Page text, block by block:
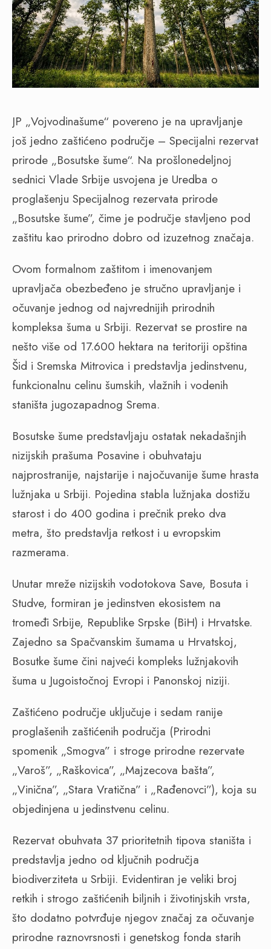
JP „Vojvodinašume“ povereno je na upravljanje
još jedno zaštićeno područje – Specijalni rezervat
prirode „Bosutske šume“. Na prošlonedeljnoj
sednici Vlade Srbije usvojena je Uredba o
proglašenju Specijalnog rezervata prirode
„Bosutske šume”, čime je područje stavljeno pod
zaštitu kao prirodno dobro od izuzetnog značaja.
Ovom formalnom zaštitom i imenovanjem
upravljača obezbeđeno je stručno upravljanje i
očuvanje jednog od najvrednijih prirodnih
kompleksa šuma u Srbiji. Rezervat se prostire na
nešto više od 17.600 hektara na teritoriji opština
Šid i Sremska Mitrovica i predstavlja jedinstvenu,
funkcionalnu celinu šumskih, vlažnih i vodenih
staništa jugozapadnog Srema.
Bosutske šume predstavljaju ostatak nekadašnjih
nizijskih prašuma Posavine i obuhvataju
najprostranije, najstarije i najočuvanije šume hrasta
lužnjaka u Srbiji. Pojedina stabla lužnjaka dostižu
starost i do 400 godina i prečnik preko dva
metra, što predstavlja retkost i u evropskim
razmerama.
Unutar mreže nizijskih vodotokova Save, Bosuta i
Studve, formiran je jedinstven ekosistem na
tromeđi Srbije, Republike Srpske (BiH) i Hrvatske.
Zajedno sa Spačvanskim šumama u Hrvatskoj,
Bosutke šume čini najveći kompleks lužnjakovih
šuma u Jugoistočnoj Evropi i Panonskoj niziji.
Zaštićeno područje uključuje i sedam ranije
proglašenih zaštićenih područja (Prirodni
spomenik „Smogva” i stroge prirodne rezervate
„Varoš”, „Raškovica”, „Majzecova bašta”,
„Vinična”, „Stara Vratična” i „Rađenovci”), koja su
objedinjena u jedinstvenu celinu.
Rezervat obuhvata 37 prioritetnih tipova staništa i
predstavlja jedno od ključnih područja
biodiverziteta u Srbiji. Evidentiran je veliki broj
retkih i strogo zaštićenih biljnih i životinjskih vrsta,
što dodatno potvrđuje njegov značaj za očuvanje
prirodne raznovrsnosti i genetskog fonda starih